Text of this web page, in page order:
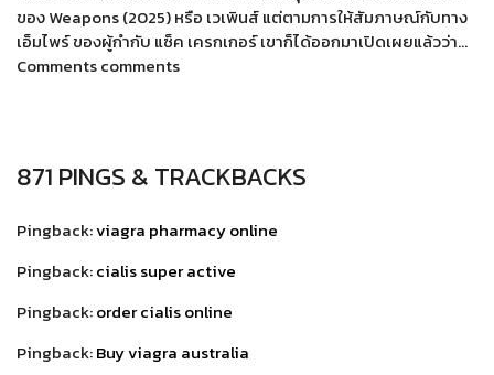
ของ Weapons (2025) หรือ เวเพินส์ แต่ตามการให้สัมภาษณ์กับทาง
เอ็มไพร์ ของผู้กำกับ แซ็ค เครกเกอร์ เขาก็ได้ออกมาเปิดเผยแล้วว่า…
Comments comments
871 PINGS & TRACKBACKS
Pingback:viagra pharmacy online
Pingback:cialis super active
Pingback:order cialis online
Pingback:Buy viagra australia